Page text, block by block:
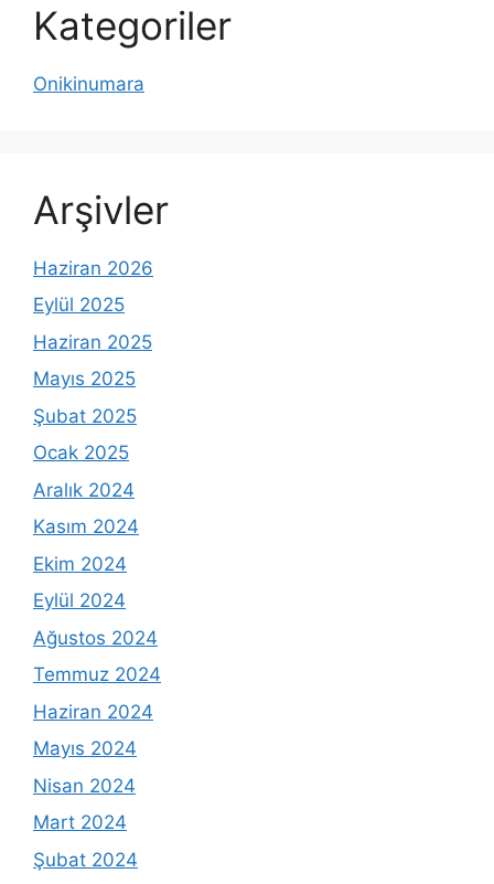
Kategoriler
Onikinumara
Arşivler
Haziran 2026
Eylül 2025
Haziran 2025
Mayıs 2025
Şubat 2025
Ocak 2025
Aralık 2024
Kasım 2024
Ekim 2024
Eylül 2024
Ağustos 2024
Temmuz 2024
Haziran 2024
Mayıs 2024
Nisan 2024
Mart 2024
Şubat 2024